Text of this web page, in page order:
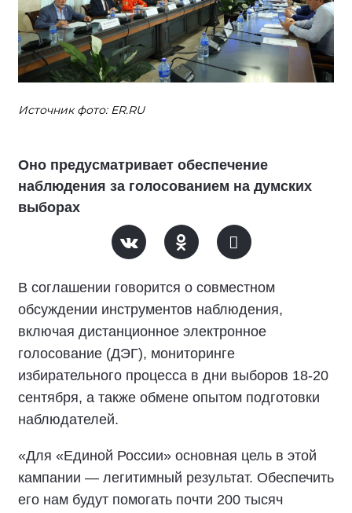
Источник фото: ER.RU
Оно предусматривает обеспечение
наблюдения за голосованием на думских
выборах
В соглашении говорится о совместном
обсуждении инструментов наблюдения,
включая дистанционное электронное
голосование (ДЭГ), мониторинге
избирательного процесса в дни выборов 18-20
сентября, а также обмене опытом подготовки
наблюдателей.
«Для «Единой России» основная цель в этой
кампании — легитимный результат. Обеспечить
его нам будут помогать почти 200 тысяч